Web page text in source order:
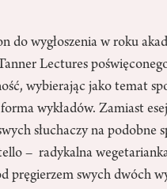
do wygłoszenia w roku
Lectures
wybierając jako temat
wykładów. Zamiast
słuchaczy na podobne
– radykalna
pręgierzem swych dwóch